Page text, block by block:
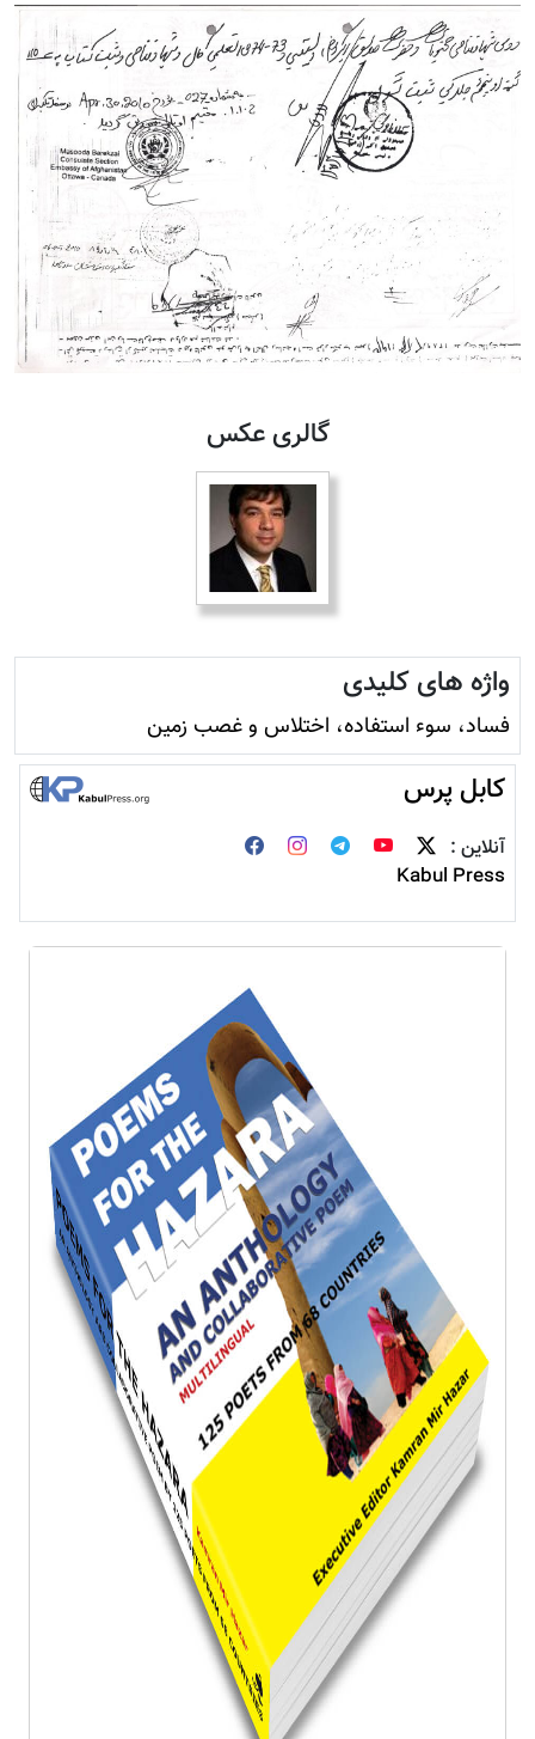
گالری عکس
واژه های کلیدی
فساد، سوء استفاده، اختلاس و غصب زمين
کابل پرس
آنلاین :
Kabul Press